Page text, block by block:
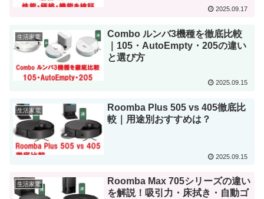
2025.09.17
生活家電
Combo ルンバ3機種を徹底比較
｜105・AutoEmpty・205の違い
と選び方
2025.09.15
生活家電
Roomba Plus 505 vs 405徹底比
較｜用途別おすすめは？
2025.09.15
生活家電
Roomba Max 705シリーズの違い
を解説！吸引力・床拭き・自動ゴ